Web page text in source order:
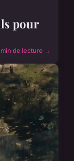
pour
min de lecture →